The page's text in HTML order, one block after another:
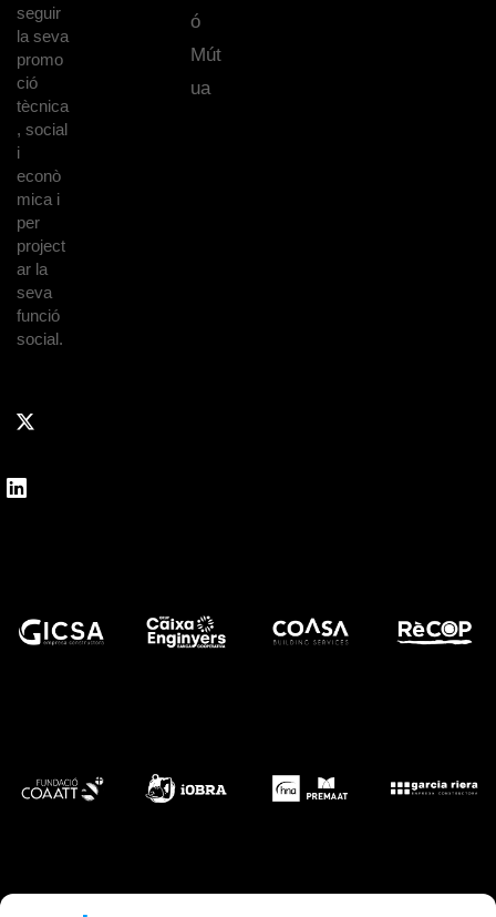
seguir
la seva
promo
ció
tècnica
, social
i
econò
mica i
per
project
ar la
seva
funció
social.
ó
Mút
ua